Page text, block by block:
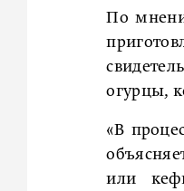
По
огурцы,
«В
или